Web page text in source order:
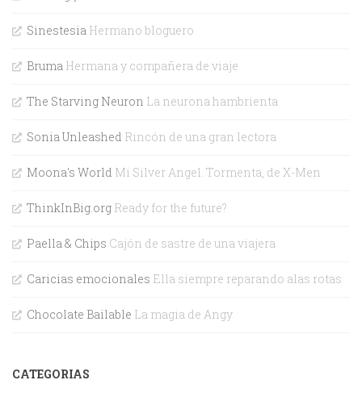
Sinestesia Hermano bloguero
Bruma Hermana y compañera de viaje
The Starving Neuron La neurona hambrienta
Sonia Unleashed Rincón de una gran lectora
Moona's World Mi Silver Angel. Tormenta, de X-Men
ThinkInBig.org Ready for the future?
Paella & Chips Cajón de sastre de una viajera
Caricias emocionales Ella siempre reparando alas rotas
Chocolate Bailable La magia de Angy
CATEGORIAS